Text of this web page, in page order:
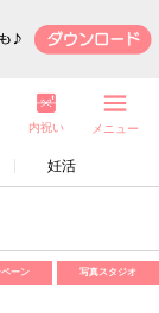
妊活
内祝い メニュー
ーン 写真スタジオ